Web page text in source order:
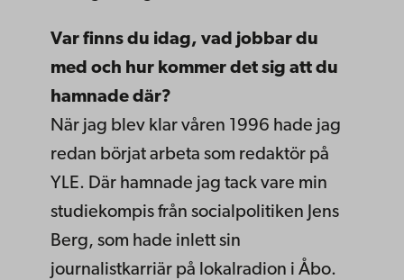
Var finns du idag, vad jobbar du
med och hur kommer det sig att du
hamnade där?
När jag blev klar våren 1996 hade jag
redan börjat arbeta som redaktör på
YLE. Där hamnade jag tack vare min
studiekompis från socialpolitiken Jens
Berg, som hade inlett sin
journalistkarriär på lokalradion i Åbo.